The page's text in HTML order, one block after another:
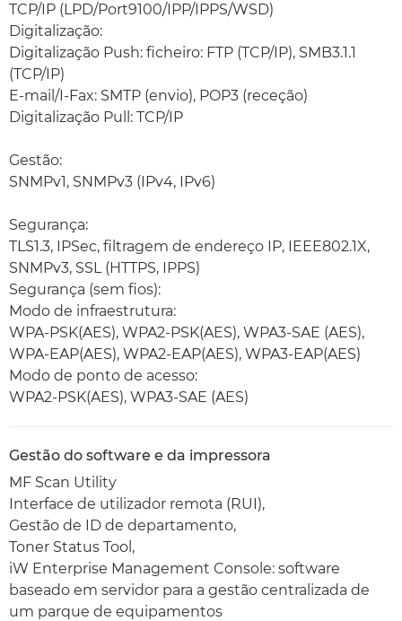
TCP/IP (LPD/Port9100/IPP/IPPS/WSD)
Digitalização:
Digitalização Push: ficheiro: FTP (TCP/IP), SMB3.1.1
(TCP/IP)
E-mail/I-Fax: SMTP (envio), POP3 (receção)
Digitalização Pull: TCP/IP
Gestão:
SNMPv1, SNMPv3 (IPv4, IPv6)
Segurança:
TLS1.3, IPSec, filtragem de endereço IP, IEEE802.1X,
SNMPv3, SSL (HTTPS, IPPS)
Segurança (sem fios):
Modo de infraestrutura:
WPA-PSK(AES), WPA2-PSK(AES), WPA3-SAE (AES),
WPA-EAP(AES), WPA2-EAP(AES), WPA3-EAP(AES)
Modo de ponto de acesso:
WPA2-PSK(AES), WPA3-SAE (AES)
Gestão do software e da impressora
MF Scan Utility
Interface de utilizador remota (RUI),
Gestão de ID de departamento,
Toner Status Tool,
iW Enterprise Management Console: software
baseado em servidor para a gestão centralizada de
um parque de equipamentos